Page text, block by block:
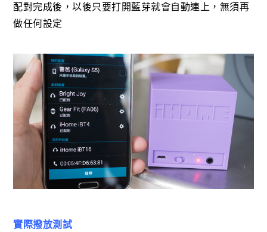
配對完成後，以後只要打開藍芽就會自動連上，無須再
做任何設定
實際撥放測試